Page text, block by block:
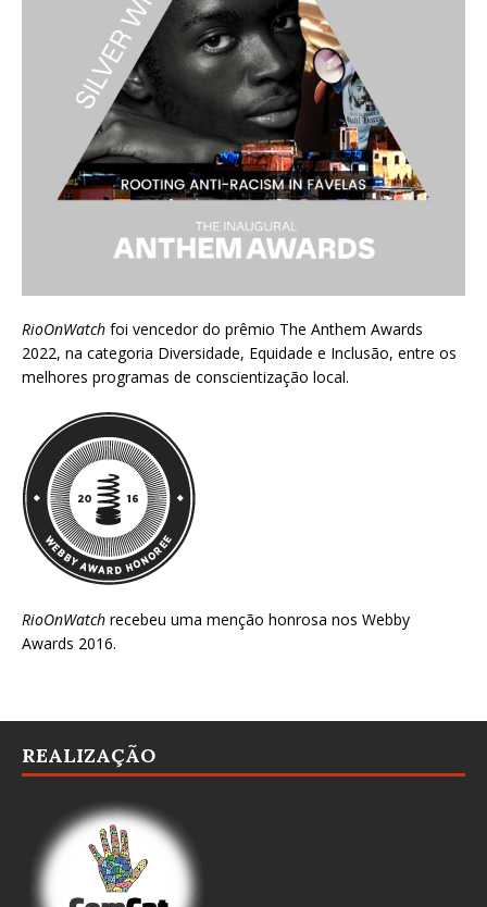
RioOnWatch foi vencedor do prêmio The Anthem Awards
2022, na categoria Diversidade, Equidade e Inclusão, entre os
melhores programas de conscientização local.
RioOnWatch recebeu uma menção honrosa nos Webby
Awards 2016.
REALIZAÇÃO